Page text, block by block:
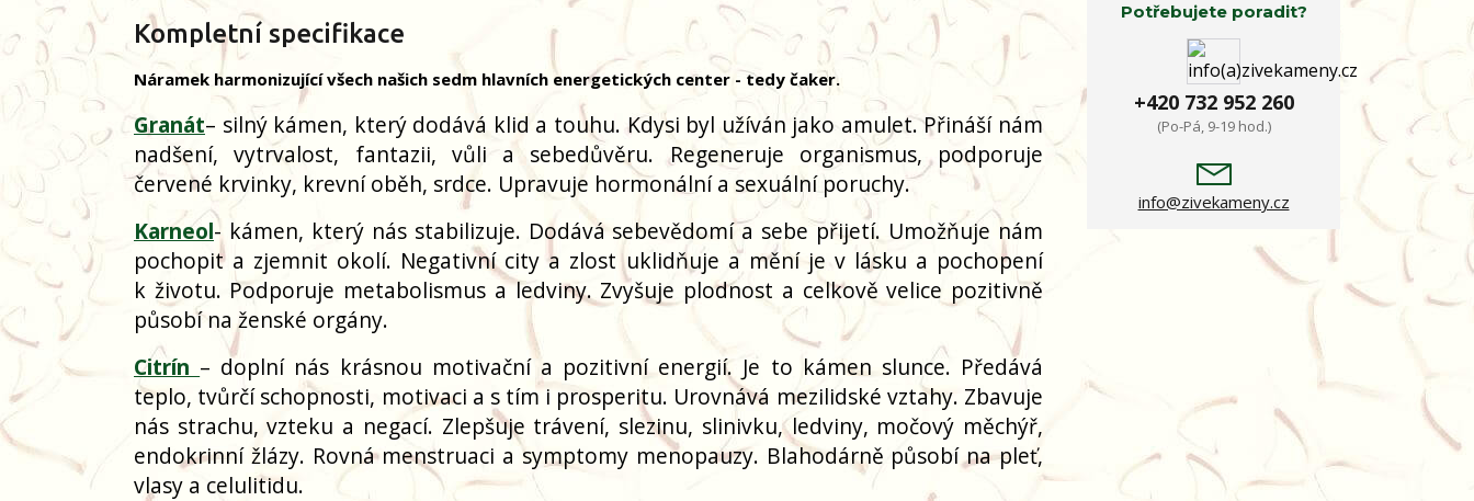
Kompletní specifikace
Náramek harmonizující všech našich sedm hlavních energetických center - tedy čaker.
Granát– silný kámen, který dodává klid a touhu. Kdysi byl užíván jako amulet. Přináší nám
nadšení, vytrvalost, fantazii, vůli a sebedůvěru. Regeneruje organismus, podporuje
červené krvinky, krevní oběh, srdce. Upravuje hormonální a sexuální poruchy.
Karneol- kámen, který nás stabilizuje. Dodává sebevědomí a sebe přijetí. Umožňuje nám
pochopit a zjemnit okolí. Negativní city a zlost uklidňuje a mění je v lásku a pochopení
k životu. Podporuje metabolismus a ledviny. Zvyšuje plodnost a celkově velice pozitivně
působí na ženské orgány.
Citrín – doplní nás krásnou motivační a pozitivní energií. Je to kámen slunce. Předává
teplo, tvůrčí schopnosti, motivaci a s tím i prosperitu. Urovnává mezilidské vztahy. Zbavuje
nás strachu, vzteku a negací. Zlepšuje trávení, slezinu, slinivku, ledviny, močový měchýř,
endokrinní žlázy. Rovná menstruaci a symptomy menopauzy. Blahodárně působí na pleť,
vlasy a celulitidu.
Potřebujete poradit?
+420 732 952 260
(Po-Pá, 9-19 hod.)
info@zivekameny.cz